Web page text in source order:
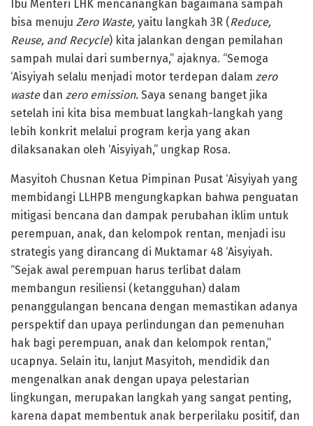
Ibu Menteri LHK mencanangkan bagaimana sampah
bisa menuju Zero Waste, yaitu langkah 3R (Reduce,
Reuse, and Recycle) kita jalankan dengan pemilahan
sampah mulai dari sumbernya,” ajaknya. “Semoga
‘Aisyiyah selalu menjadi motor terdepan dalam zero
wastedan zero emission. Saya senang banget jika
setelah ini kita bisa membuat langkah-langkah yang
lebih konkrit melalui program kerja yang akan
dilaksanakan oleh ‘Aisyiyah,” ungkap Rosa.
Masyitoh Chusnan Ketua Pimpinan Pusat ‘Aisyiyah yang
membidangi LLHPB mengungkapkan bahwa penguatan
mitigasi bencana dan dampak perubahan iklim untuk
perempuan, anak, dan kelompok rentan, menjadi isu
strategis yang dirancang di Muktamar 48 ‘Aisyiyah.
“Sejak awal perempuan harus terlibat dalam
membangun resiliensi (ketangguhan) dalam
penanggulangan bencana dengan memastikan adanya
perspektif dan upaya perlindungan dan pemenuhan
hak bagi perempuan, anak dan kelompok rentan,”
ucapnya. Selain itu, lanjut Masyitoh, mendidik dan
mengenalkan anak dengan upaya pelestarian
lingkungan, merupakan langkah yang sangat penting,
karena dapat membentuk anak berperilaku positif, dan